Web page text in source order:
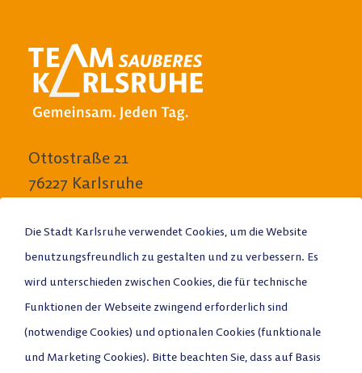
Ottostraße 21
76227 Karlsruhe
E-Mail schreiben
Anrufen
Stadtplan
Die Stadt Karlsruhe verwendet Cookies, um die Website
benutzungsfreundlich zu gestalten und zu verbessern. Es
wird unterschieden zwischen Cookies, die für technische
Funktionen der Webseite zwingend erforderlich sind
(notwendige Cookies) und optionalen Cookies (funktionale
und Marketing Cookies). Bitte beachten Sie, dass auf Basis